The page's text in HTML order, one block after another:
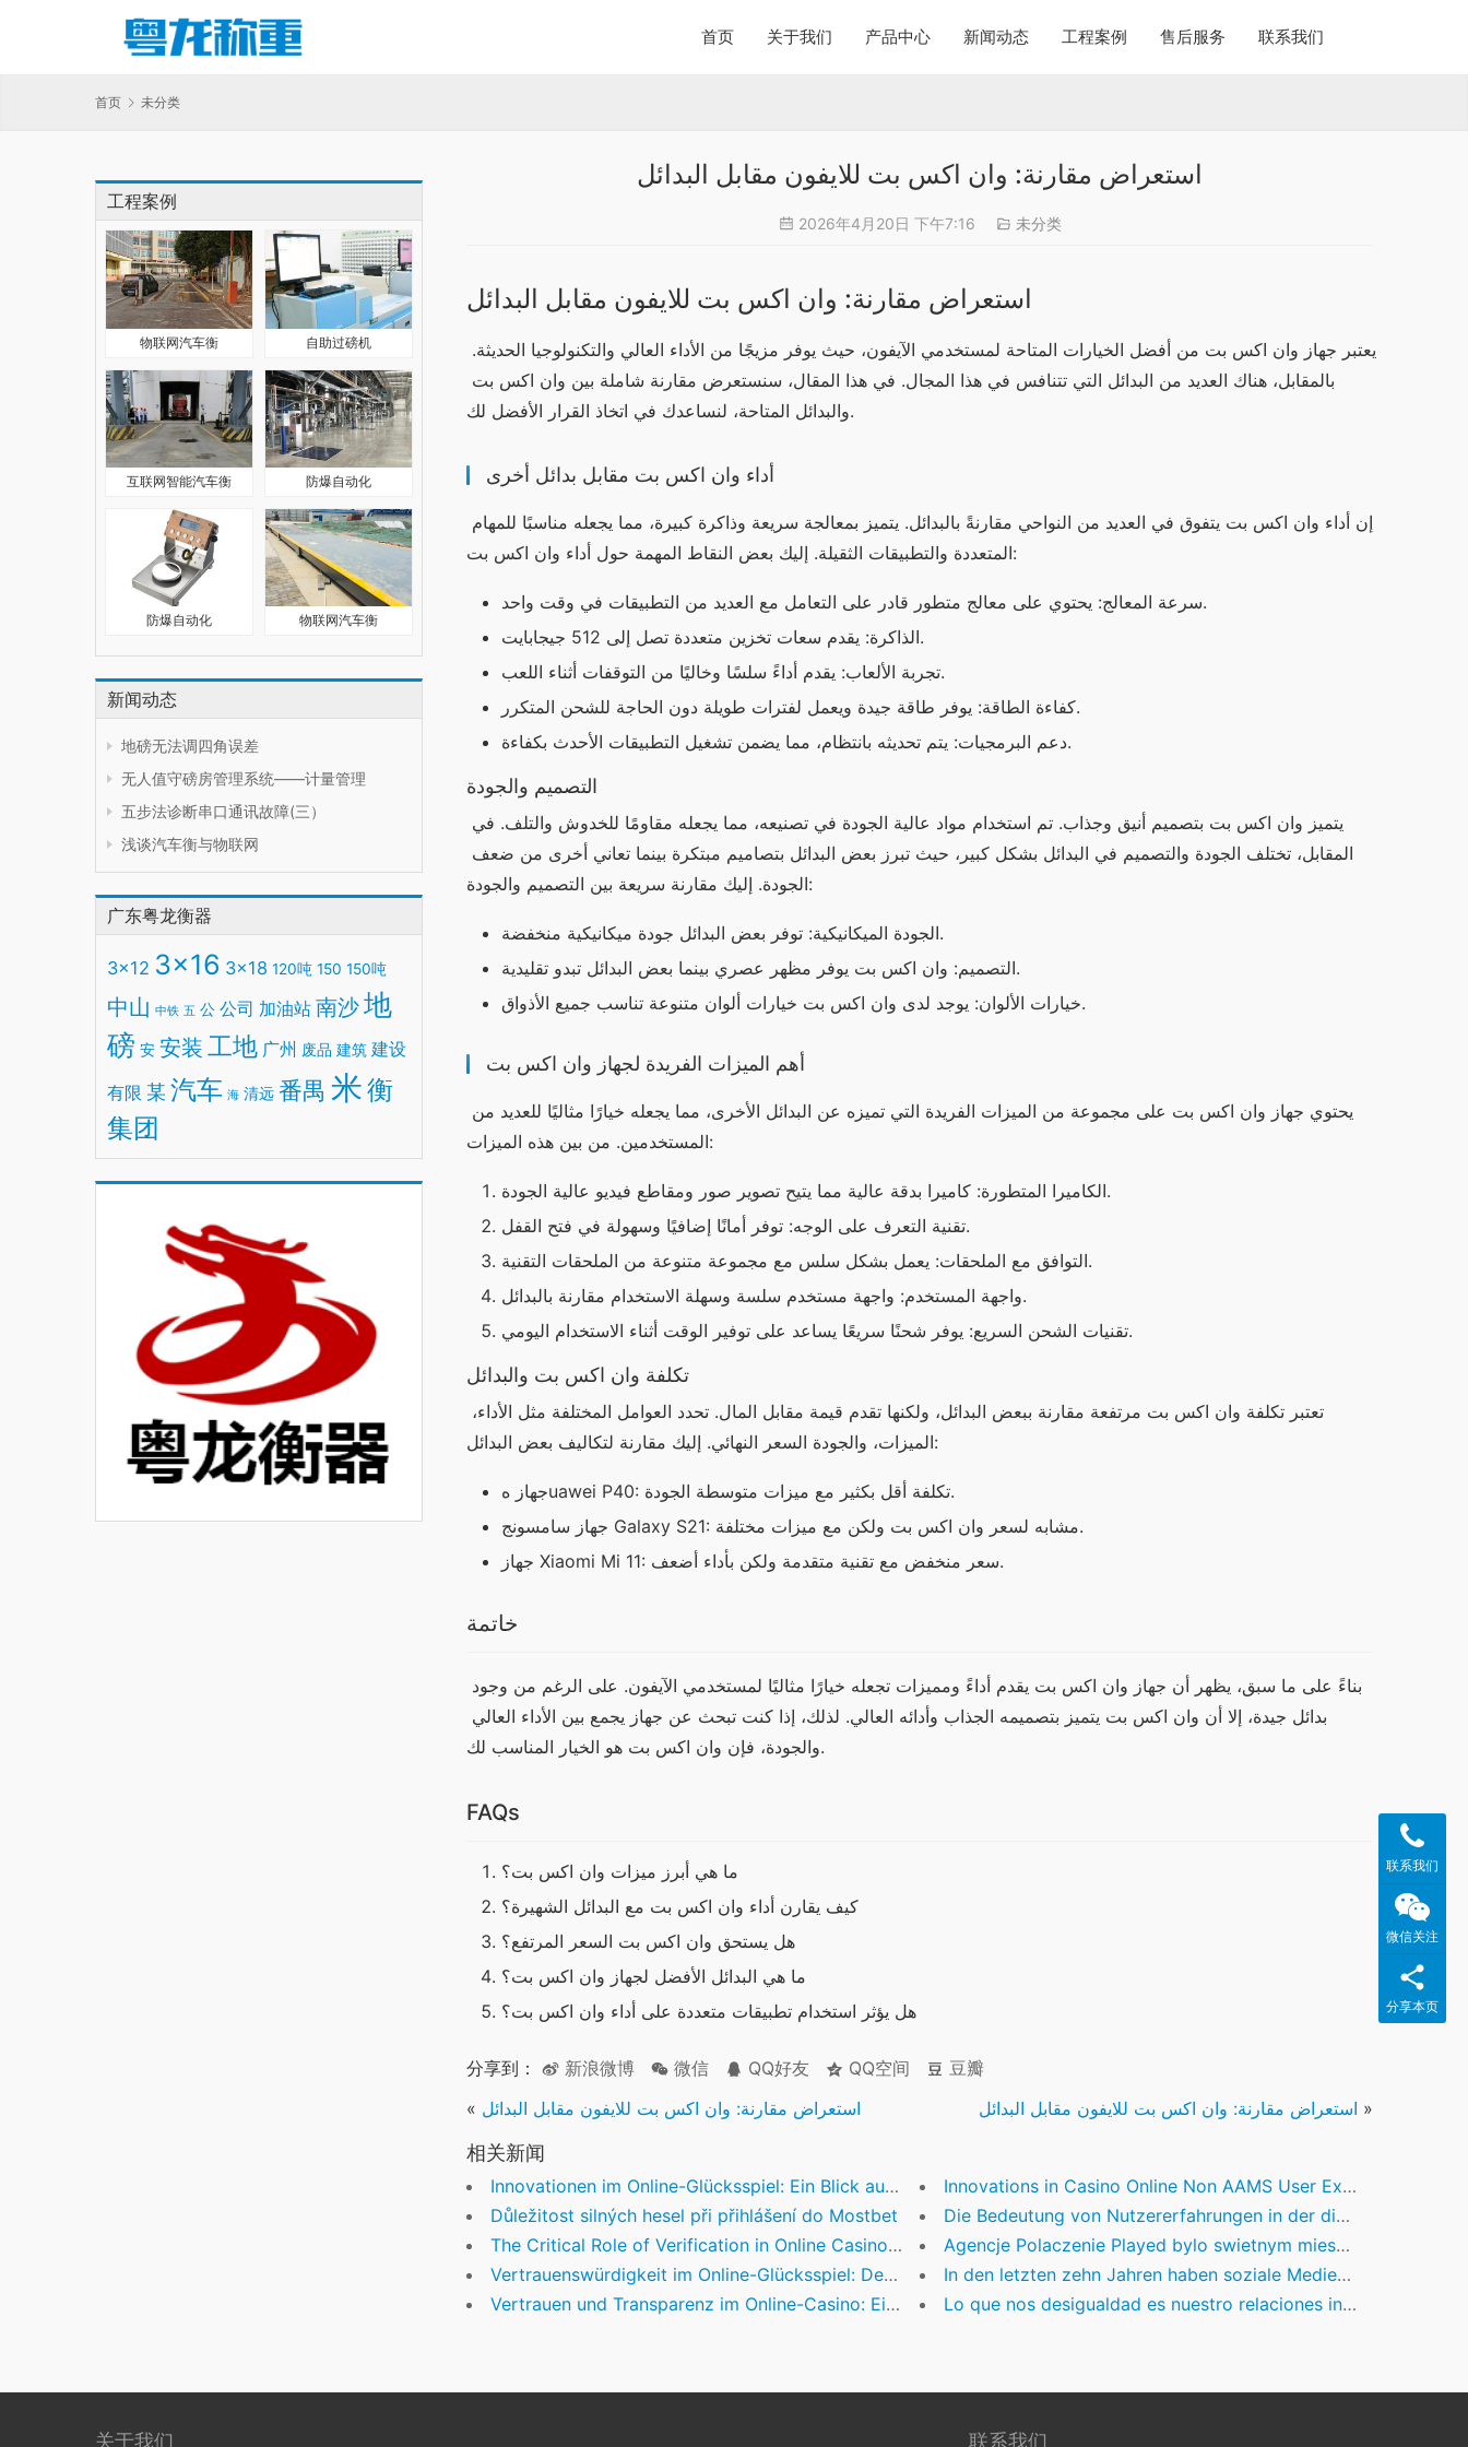
首页 关于我们 产品中心 新闻动态 工程案例 售后服务 联系我们
首页 未分类
工程案例
物联网汽车衡 自助过磅机
互联网智能汽车衡 防爆自动化
防爆自动化 物联网汽车衡
新闻动态
地磅无法调四角误差
无人值守磅房管理系统——计量管理
五步法诊断串口通讯故障(三）
浅谈汽车衡与物联网
广东粤龙衡器
3x12 3x16 3x18 120吨 150 150吨
中山 中铁 五 公 公司 加油站 南沙地
磅 安 安装 工地 广州 废品 建筑 建设
有限 某 汽车 海 清远 番禺 米衡
集团
استعراض مقارنة: وان اكس بت للايفون مقابل البدائل
2026年4月20日 下午7:16 未分类
استعراض مقارنة: وان اكس بت للايفون مقابل البدائل
والبدائل المتاحة، لنساعدك في اتخاذ القرار الأفضل لك.
أداء وان اكس بت مقابل بدائل أخرى
المتعددة والتطبيقات الثقيلة. إليك بعض النقاط المهمة حول أداء وان اكس بت:
سرعة المعالج: يحتوي على معالج متطور قادر على التعامل مع العديد من التطبيقات في وقت واحد.
الذاكرة: يقدم سعات تخزين متعددة تصل إلى 512 جيجابايت.
تجربة الألعاب: يقدم أداءً سلسًا وخاليًا من التوقفات أثناء اللعب.
كفاءة الطاقة: يوفر طاقة جيدة ويعمل لفترات طويلة دون الحاجة للشحن المتكرر.
دعم البرمجيات: يتم تحديثه بانتظام، مما يضمن تشغيل التطبيقات الأحدث بكفاءة.
التصميم والجودة
الجودة. إليك مقارنة سريعة بين التصميم والجودة:
الجودة الميكانيكية: توفر بعض البدائل جودة ميكانيكية منخفضة.
التصميم: وان اكس بت يوفر مظهر عصري بينما بعض البدائل تبدو تقليدية.
خيارات الألوان: يوجد لدى وان اكس بت خيارات ألوان متنوعة تناسب جميع الأذواق.
أهم الميزات الفريدة لجهاز وان اكس بت
المستخدمين. من بين هذه الميزات:
الكاميرا المتطورة: كاميرا بدقة عالية مما يتيح تصوير صور ومقاطع فيديو عالية الجودة.
تقنية التعرف على الوجه: توفر أمانًا إضافيًا وسهولة في فتح القفل.
التوافق مع الملحقات: يعمل بشكل سلس مع مجموعة متنوعة من الملحقات التقنية.
واجهة المستخدم: واجهة مستخدم سلسة وسهلة الاستخدام مقارنة بالبدائل.
تقنيات الشحن السريع: يوفر شحنًا سريعًا يساعد على توفير الوقت أثناء الاستخدام اليومي.
تكلفة وان اكس بت والبدائل
الميزات، والجودة السعر النهائي. إليك مقارنة لتكاليف بعض البدائل:
جهاز هuawei P40: تكلفة أقل بكثير مع ميزات متوسطة الجودة.
جهاز سامسونج Galaxy S21: مشابه لسعر وان اكس بت ولكن مع ميزات مختلفة.
جهاز Xiaomi Mi 11: سعر منخفض مع تقنية متقدمة ولكن بأداء أضعف.
خاتمة
والجودة، فإن وان اكس بت هو الخيار المناسب لك.
FAQs
ما هي أبرز ميزات وان اكس بت؟
كيف يقارن أداء وان اكس بت مع البدائل الشهيرة؟
هل يستحق وان اكس بت السعر المرتفع؟
ما هي البدائل الأفضل لجهاز وان اكس بت؟
هل يؤثر استخدام تطبيقات متعددة على أداء وان اكس بت؟
分享到： 新浪微博 微信 QQ好友 QQ空间
豆瓣
« استعراض مقارنة: وان اكس بت للايفون مقابل البدائل استعراض مقارنة: وان اكس بت للايفون مقابل البدائل »
相关新闻
Innovationen im Online-Glücksspiel: Ein Blick auf zertifizierte Anbieter und ihre Sicherheitsstandards
Innovations in Casino Online Non AAMS User Experience
Důležitost silných hesel při přihlášení do Mostbet
Die Bedeutung von Nutzererfahrungen in der digitalen Sportbranche
The Critical Role of Verification in Online Casino Trustworthiness
Agencje Polaczenie Played bylo swietnym mieszkaniem, powinienes poszukujesz rzetelnej, staromodnej rozrywki
Vertrauenswürdigkeit im Online-Glücksspiel: Der Wert authentischer Erfahrungsberichte am Beispiel WinWin Casino
In den letzten zehn Jahren haben soziale Medien die Art und Weise, wie Marken und Konsumenten intera
Vertrauen und Transparenz im Online-Casino: Eine analytische Betrachtung
Lo que nos desigualdad es nuestro relaciones inquebrantable hacia la felicidad de el jugador
关于我们 联系我们
联系我们
微信关注
分享本页